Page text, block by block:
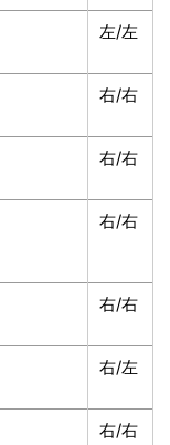
左/左
右/右
右/右
右/右
右/右
右/左
右/右